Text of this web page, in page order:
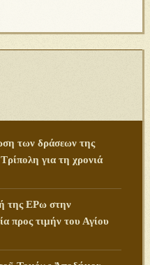
των δράσεων της
για τη χρονιά
ΕΡω στην
προς τιμήν του Αγίου